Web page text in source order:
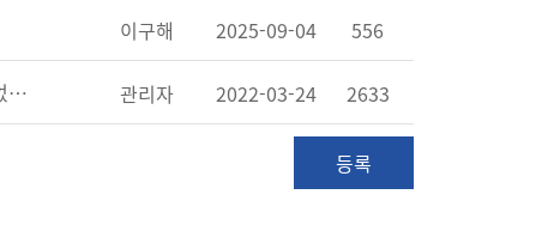
이구해 2025-09-04 556
자유게시판 제목 /내용 미시현으로 올린글 삭제 되었습니다. 관리자 2022-03-24 2633
등록